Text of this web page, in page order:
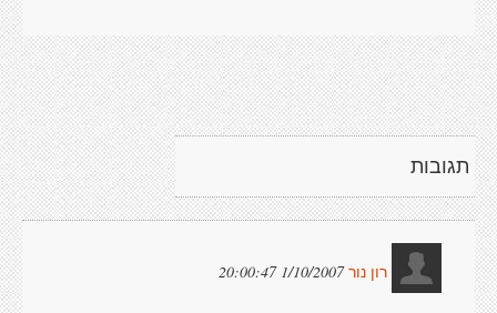
תגובות
רון נור 1/10/2007 20:00:47